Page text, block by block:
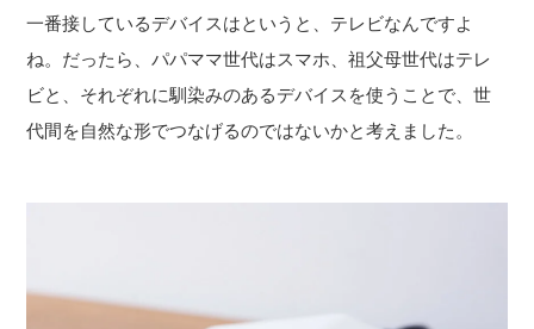
一番接しているデバイスはというと、テレビなんですよ
ね。だったら、パパママ世代はスマホ、祖父母世代はテレ
ビと、それぞれに馴染みのあるデバイスを使うことで、世
代間を自然な形でつなげるのではないかと考えました。